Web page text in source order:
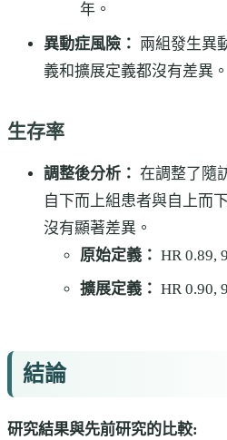
年。
異動症風險： 兩組發生異
義和擴展定義都沒有差異。
生存率
調整後分析： 在調整了隨
自下而上組患者與自上而
沒有顯著差異。
原始定義： HR 0.89,
擴展定義： HR 0.90,
結論
研究結果與先前研究的比較: